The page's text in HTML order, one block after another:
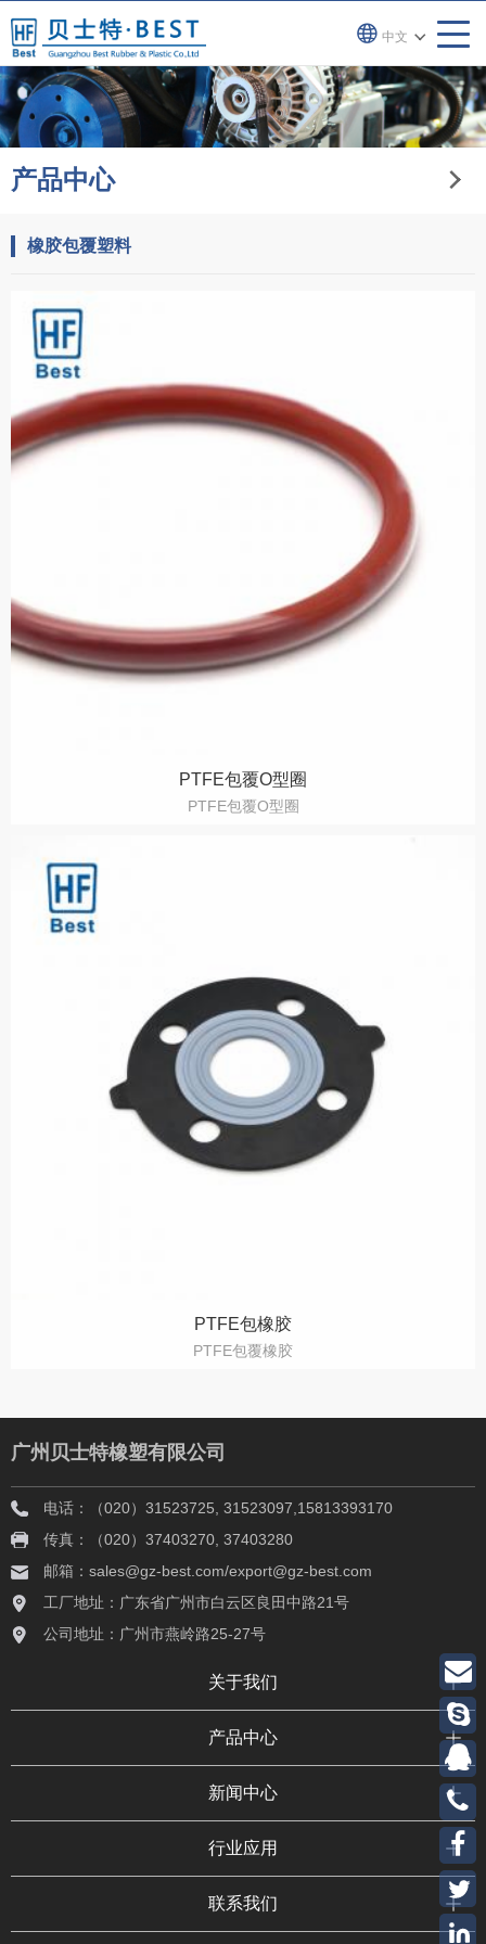
中文
产品中心
橡胶包覆塑料
PTFE包覆O型圈
PTFE包覆O型圈
PTFE包橡胶
PTFE包覆橡胶
广州贝士特橡塑有限公司
电话：（020）31523725, 31523097,15813393170
传真：（020）37403270, 37403280
邮箱：sales@gz-best.com/export@gz-best.com
工厂地址：广东省广州市白云区良田中路21号
公司地址：广州市燕岭路25-27号
关于我们
产品中心
新闻中心
行业应用
联系我们